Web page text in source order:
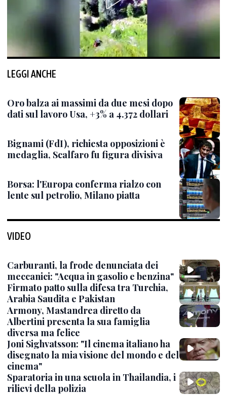
LEGGI ANCHE
Oro balza ai massimi da due mesi dopo
dati sul lavoro Usa, +3% a 4.372 dollari
Bignami (FdI), richiesta opposizioni è
medaglia, Scalfaro fu figura divisiva
Borsa: l'Europa conferma rialzo con
lente sul petrolio, Milano piatta
VIDEO
Carburanti, la frode denunciata dei
meccanici: "Acqua in gasolio e benzina"
Firmato patto sulla difesa tra Turchia,
Arabia Saudita e Pakistan
Armony, Mastandrea diretto da
Albertini presenta la sua famiglia
diversa ma felice
Joni Sighvatsson: "Il cinema italiano ha
disegnato la mia visione del mondo e del
cinema"
Sparatoria in una scuola in Thailandia, i
rilievi della polizia